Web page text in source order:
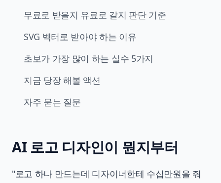
무료로 받을지 유료로 갈지 판단 기준
SVG 벡터로 받아야 하는 이유
초보가 가장 많이 하는 실수 5가지
지금 당장 해볼 액션
자주 묻는 질문
AI 로고 디자인이 뭔지부터
"로고 하나 만드는데 디자이너한테 수십만원을 줘